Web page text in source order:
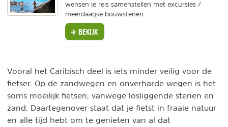
wensen je reis samenstellen met excursies /
meerdaagse bouwstenen.
BEKIJK
Vooral het Caribisch deel is iets minder veilig voor de
fietser. Op de zandwegen en onverharde wegen is het
soms moeilijk fietsen, vanwege losliggende stenen en
zand. Daartegenover staat dat je fietst in fraaie natuur
en alle tijd hebt om te genieten van al dat